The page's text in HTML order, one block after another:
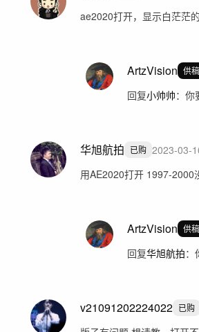
ae2020打开，显示白茫茫
ArtzVision 供
回复小帅帅： 你
华旭航拍 已购 2023-03-
用AE2020打开 1997-2000
ArtzVision 供
回复华旭航拍：
v21091202224022 已购